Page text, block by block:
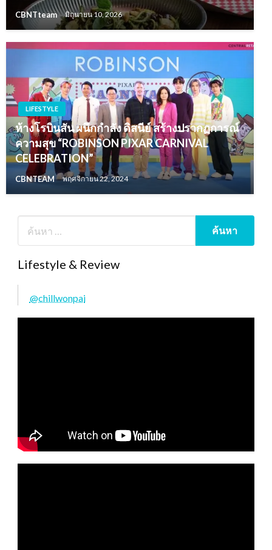
CBNTteam มิถุนายน 10, 2026
LIFESTYLE
ห้างโรบินสัน ผนึกกำลัง ดิสนีย์ สร้างปรากฏการณ์
ความสุข “ROBINSON PIXAR CARNIVAL
CELEBRATION”
CBNTEAM พฤศจิกายน 22, 2024
Lifestyle & Review
@chillwonpai